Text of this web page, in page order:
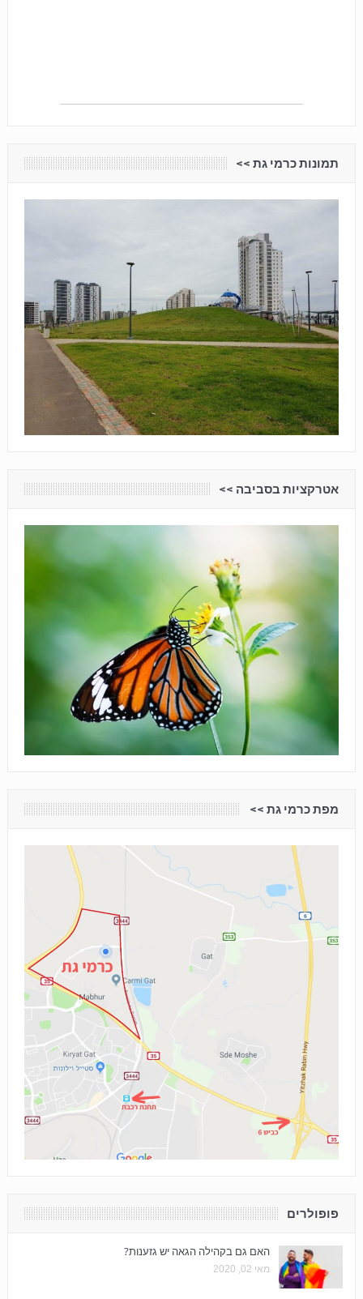
תמונות כרמי גת <<
אטרקציות בסביבה <<
מפת כרמי גת <<
פופולרים
האם גם בקהילה הגאה יש גזענות?
מאי 02, 2020